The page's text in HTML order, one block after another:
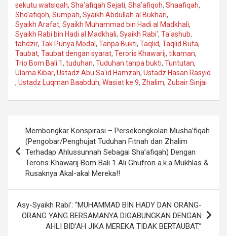
sekutu watsiqah, Sha'afiqah Sejati, Sha'afiqoh, Shaafiqah,
Sho'afiqoh, Sumpah, Syaikh Abdullah al Bukhari,
Syaikh Arafat, Syaikh Muhammad bin Hadi al Madkhali,
Syaikh Rabi bin Hadi al Madkhali, Syaikh Rabi', Ta'ashub,
tahdzir, Tak Punya Modal , Tanpa Bukti, Taqlid, Taqlid Buta,
Taubat, Taubat dengan syarat, Teroris Khawarij, tikaman,
Trio Bom Bali 1, tuduhan, Tuduhan tanpa bukti, Tuntutan,
Ulama Kibar, Ustadz Abu Sa'id Hamzah, Ustadz Hasan Rasyid
, Ustadz Luqman Baabduh, Wasiat ke 9, Zhalim, Zubair Sinjai
pos
Membongkar Konspirasi – Persekongkolan Musha’fiqah
(Pengobar/Penghujat Tuduhan Fitnah dan Zhalim
Terhadap Ahlussunnah Sebagai Sha’afiqah) Dengan
Teroris Khawarij Bom Bali 1 Ali Ghufron a.k.a Mukhlas &
Rusaknya Akal-akal Mereka!!
Asy-Syaikh Rabi’: “MUHAMMAD BIN HADY DAN ORANG-
ORANG YANG BERSAMANYA DIGABUNGKAN DENGAN
AHLI BID’AH JIKA MEREKA TIDAK BERTAUBAT.”